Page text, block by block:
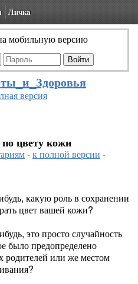
Личка
мобильную версию
версия
цвету кожи
-к полной версии -
какую роль в сохранении
цвет вашей кожи?
это просто случайность
было предопределено
родителей или же местом